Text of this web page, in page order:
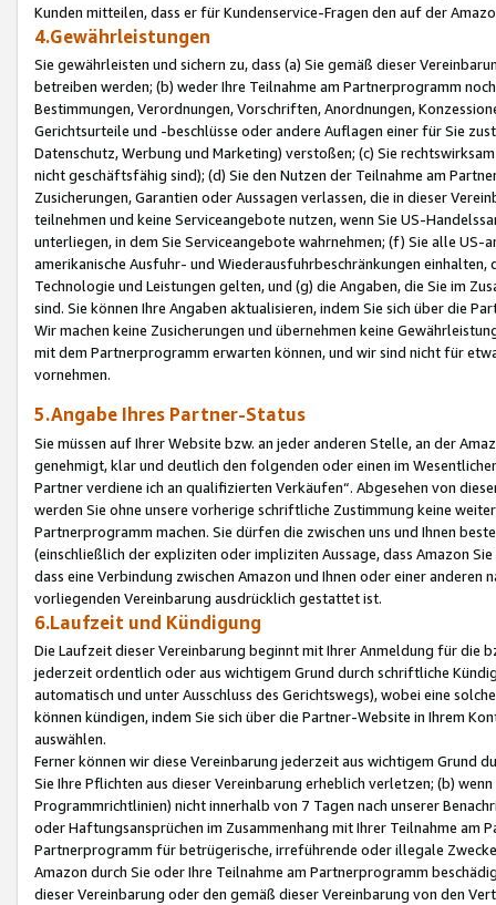
Kunden mitteilen, dass er für Kundenservice-Fragen den auf der
4.Gewährleistungen
Sie gewährleisten und sichern zu, dass (a) Sie gemäß dieser
betreiben werden; (b) weder Ihre Teilnahme am Partnerprogramm
Bestimmungen, Verordnungen, Vorschriften, Anordnungen,
Gerichtsurteile und -beschlüsse oder andere Auflagen einer für Sie
Datenschutz, Werbung und Marketing) verstoßen; (c) Sie
nicht geschäftsfähig sind); (d) Sie den Nutzen der Teilnahme am
Zusicherungen, Garantien oder Aussagen verlassen, die in dieser
teilnehmen und keine Serviceangebote nutzen, wenn Sie US-
unterliegen, in dem Sie Serviceangebote wahrnehmen; (f) Sie alle
amerikanische Ausfuhr- und Wiederausfuhrbeschränkungen
Technologie und Leistungen gelten, und (g) die Angaben, die Sie im
sind. Sie können Ihre Angaben aktualisieren, indem Sie sich über die
Wir machen keine Zusicherungen und übernehmen keine
mit dem Partnerprogramm erwarten können, und wir sind nicht für
vornehmen.
5.Angabe Ihres Partner-Status
Sie müssen auf Ihrer Website bzw. an jeder anderen Stelle, an der
genehmigt, klar und deutlich den folgenden oder einen im
Partner verdiene ich an qualifizierten Verkäufen“. Abgesehen von
werden Sie ohne unsere vorherige schriftliche Zustimmung keine
Partnerprogramm machen. Sie dürfen die zwischen uns und Ihnen
(einschließlich der expliziten oder impliziten Aussage, dass Amazon
dass eine Verbindung zwischen Amazon und Ihnen oder einer
vorliegenden Vereinbarung ausdrücklich gestattet ist.
6.Laufzeit und Kündigung
Die Laufzeit dieser Vereinbarung beginnt mit Ihrer Anmeldung für die
jederzeit ordentlich oder aus wichtigem Grund durch schriftliche
automatisch und unter Ausschluss des Gerichtswegs), wobei eine
können kündigen, indem Sie sich über die Partner-Website in Ihrem
auswählen.
Ferner können wir diese Vereinbarung jederzeit aus wichtigem Grund
Sie Ihre Pflichten aus dieser Vereinbarung erheblich verletzen; (b)
Programmrichtlinien) nicht innerhalb von 7 Tagen nach unserer
oder Haftungsansprüchen im Zusammenhang mit Ihrer Teilnahme am
Partnerprogramm für betrügerische, irreführende oder illegale
Amazon durch Sie oder Ihre Teilnahme am Partnerprogramm
dieser Vereinbarung oder den gemäß dieser Vereinbarung von den